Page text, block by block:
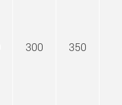
300 350